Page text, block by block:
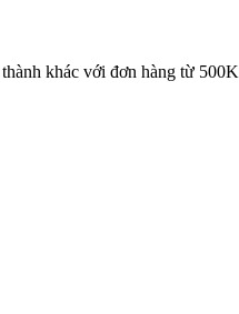
khác với đơn hàng từ 500K